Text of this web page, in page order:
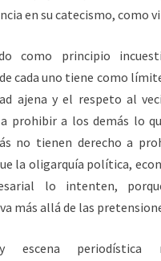
en su catecismo, como
como principio
cada uno tiene como
ajena y el respeto al
prohibir a los demás lo
no tienen derecho a
la oligarquía política,
lo intenten,
más allá de las
escena periodística